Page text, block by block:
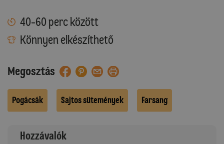
40-60 perc között
Könnyen elkészíthető
Megosztás
Pogácsák Sajtos sütemények Farsang
Hozzávalók